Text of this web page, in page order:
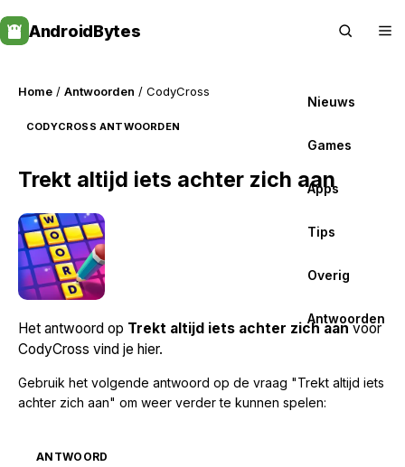
to
content
AndroidBytes
Nieuws
Games
Apps
Tips
Overig
Antwoorden
Home / Antwoorden / CodyCross
CODYCROSS ANTWOORDEN
Trekt altijd iets achter zich aan
Het antwoord op Trekt altijd iets achter zich aanvoor
CodyCross vind je hier.
Gebruik het volgende antwoord op de vraag "Trekt altijd iets
achter zich aan" om weer verder te kunnen spelen:
ANTWOORD